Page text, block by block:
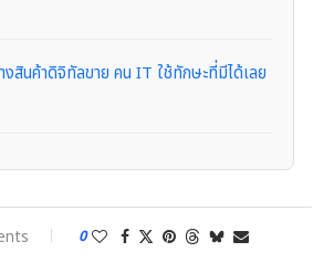
งสินค้าดิจิทัลขาย คน IT ใช้ทักษะที่มีได้เลย
0